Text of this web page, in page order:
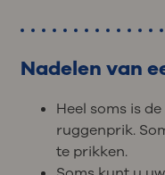
Nadelen van
Heel soms is
ruggenprik.
te prikken.